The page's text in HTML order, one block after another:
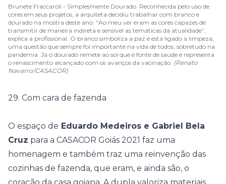
Brunete Fraccaroli - Simplesmente Dourado. Reconhecida pelo uso de
cores em seus projetos, a arquiteta decidiu trabalhar com branco e
dourado na mostra deste ano. “Ao meu ver eram as cores capazes de
transmitir de maneira indireta e sensível as temáticas da atualidade”,
explica a profissional. O branco simboliza a paz e está ligado à limpeza,
uma questão que sempre foi importante na vida de todos, sobretudo na
pandemia. Já o dourado remete ao sol que é fonte de saúde e representa
o renascimento alcançado com os avanços da vacinação. (Renato
Navarro/CASACOR)
29. Com cara de fazenda
O espaço de Eduardo Medeiros e Gabriel Bela
Cruz para a CASACOR Goiás 2021 faz uma
homenagem e também traz uma reinvenção das
cozinhas de fazenda, que eram, e ainda são, o